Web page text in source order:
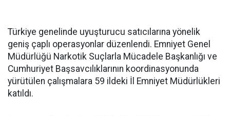
Türkiye genelinde uyuşturucu satıcılarına yönelik
geniş çaplı operasyonlar düzenlendi. Emniyet Genel
Müdürlüğü Narkotik Suçlarla Mücadele Başkanlığı ve
Cumhuriyet Başsavcılıklarının koordinasyonunda
yürütülen çalışmalara 59 ildeki İl Emniyet Müdürlükleri
katıldı.